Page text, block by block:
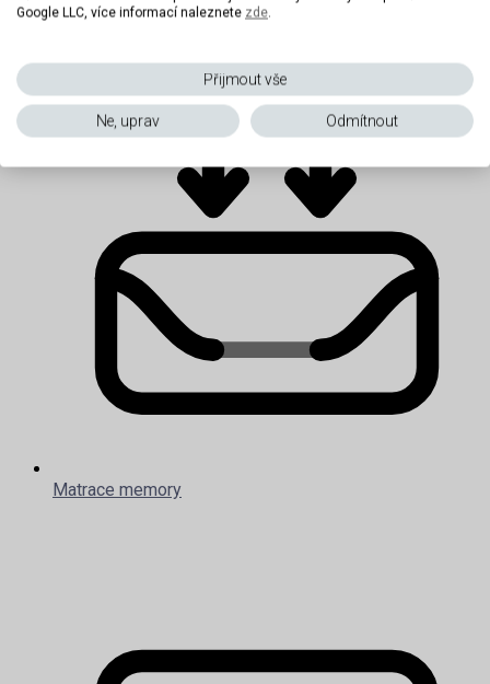
Matrace memory
Google LLC, více informací naleznete zde.
Přijmout vše
Ne, uprav Odmítnout